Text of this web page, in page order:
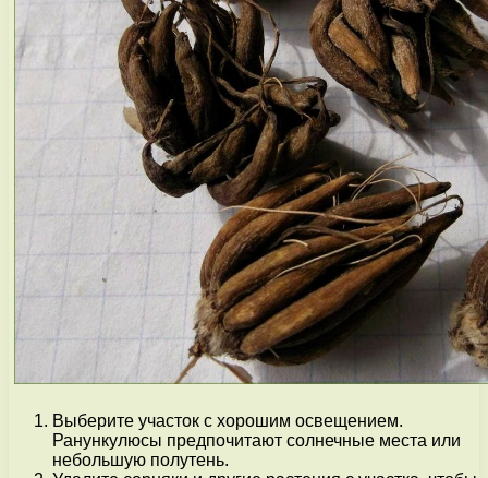
Выберите участок с хорошим освещением.
Ранункулюсы предпочитают солнечные места или
небольшую полутень.